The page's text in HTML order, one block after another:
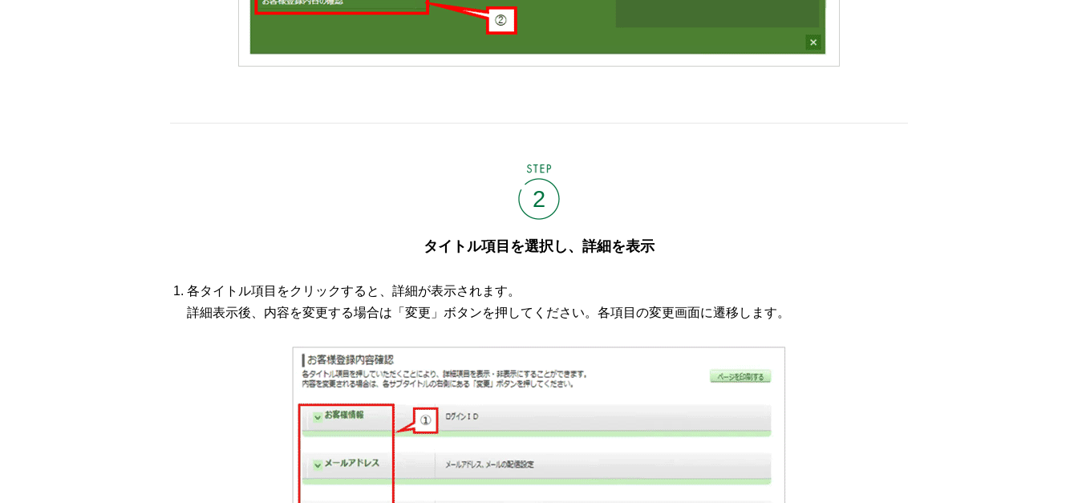
2
タイトル項目を選択し、詳細を表示
各タイトル項目をクリックすると、詳細が表示されます。
詳細表示後、内容を変更する場合は「変更」ボタンを押してください。各項目の変更画面に遷移します。